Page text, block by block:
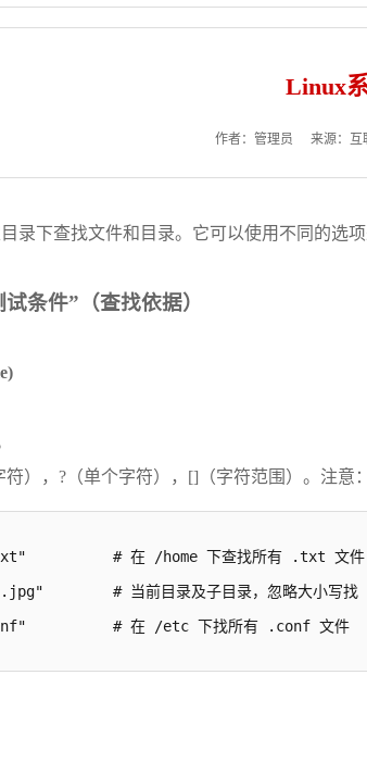
Linux
作者：管理员 来源：互
录下查找文件和目录。它可以使用不同的选项
条件”（查找依据）
），?（单个字符），[]（字符范围）。注意
# 在 /home 下查找所有 .txt 文件
# 当前目录及子目录，忽略大小写找
# 在 /etc 下找所有 .conf 文件